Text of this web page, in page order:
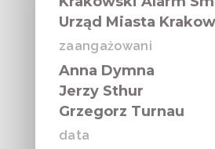
Urząd Miasta
zaangażowani
Anna Dymna
Jerzy Sthur
Grzegorz Turnau
data